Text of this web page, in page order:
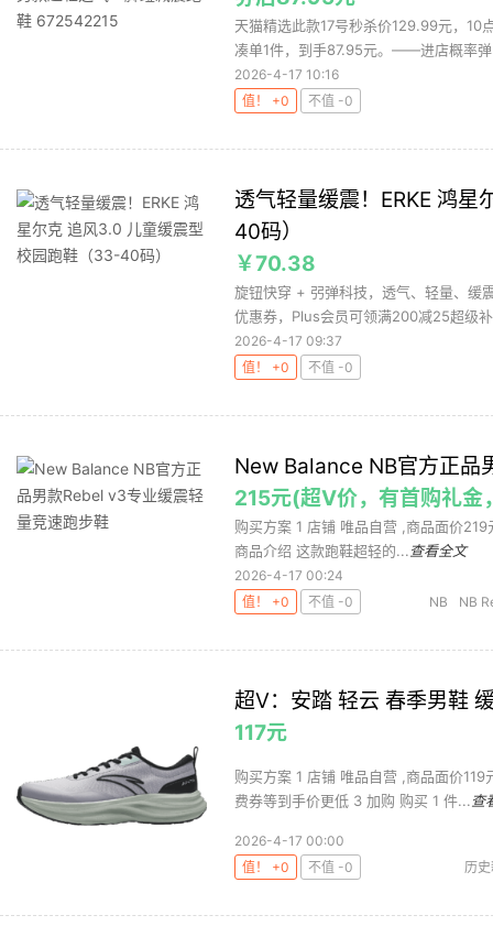
天猫精选此款17号秒杀价129.99元，
凑单1件，到手87.95元。——进店概率
2026-4-17 10:16
值！ +0
不值 -0
透气轻量缓震！ERKE 鸿
40码）
￥70.38
旋钮快穿 + 弜弹科技，透气、轻量、缓
优惠券，Plus会员可领满200减25超级
2026-4-17 09:37
值！ +0
不值 -0
New Balance NB官方正品
215元(超V价，有首购礼金
购买方案 1 店铺 唯品自营 ,商品面价
商品介绍 这款跑鞋超轻的... 查看全文
2026-4-17 00:24
值！ +0
不值 -0 NB NB
超V：安踏 轻云 春季男鞋
117元
购买方案 1 店铺 唯品自营 ,商品面价
费券等到手价更低 3 加购 购买 1 件... 查
2026-4-17 00:00
值！ +0
不值 -0 历